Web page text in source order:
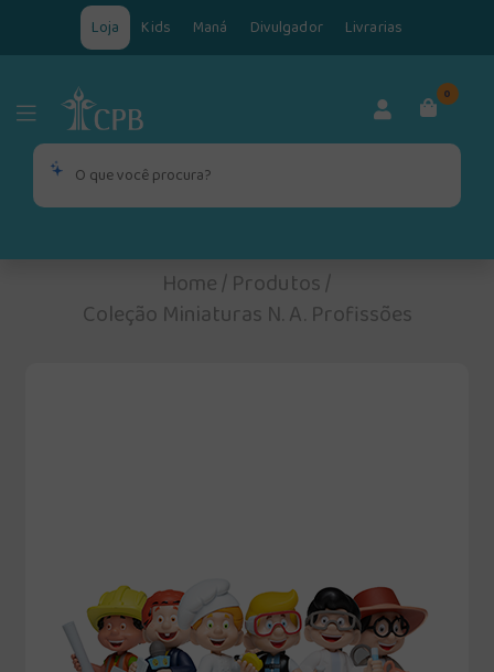
Loja Kids Maná Divulgador Livrarias
0
Home/Produtos/
Coleção Miniaturas N. A. Profissões